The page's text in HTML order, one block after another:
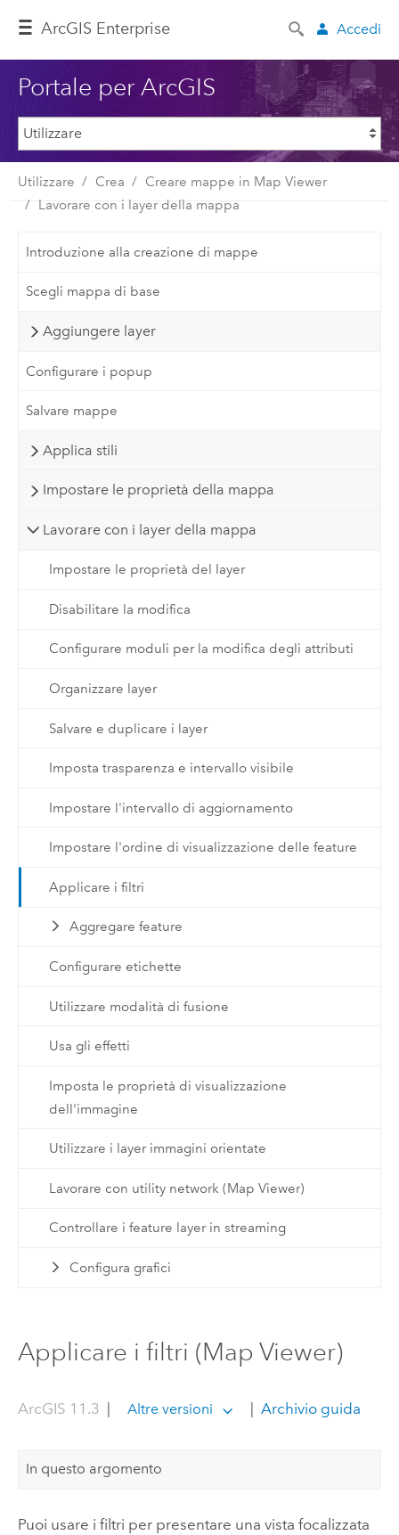
ArcGIS Enterprise Accedi
Portale per ArcGIS
Utilizzare Crea
Creare mappe in Map Viewer
Lavorare con i layer della mappa
Introduzione alla creazione di mappe
Scegli mappa di base
Aggiungere layer
Configurare i popup
Salvare mappe
Applica stili
Impostare le proprietà della mappa
Lavorare con i layer della mappa
Impostare le proprietà del layer
Disabilitare la modifica
Configurare moduli per la modifica degli attributi
Organizzare layer
Salvare e duplicare i layer
Imposta trasparenza e intervallo visibile
Impostare l'intervallo di aggiornamento
Impostare l'ordine di visualizzazione delle feature
Applicare i filtri
Aggregare feature
Configurare etichette
Utilizzare modalità di fusione
Usa gli effetti
Imposta le proprietà di visualizzazione
dell'immagine
Utilizzare i layer immagini orientate
Lavorare con utility network (Map Viewer)
Controllare i feature layer in streaming
Configura grafici
Applicare i filtri (Map Viewer)
ArcGIS 11.3 | Altre versioni | Archivio guida
In questo argomento
Puoi usare i filtri per presentare una vista focalizzata